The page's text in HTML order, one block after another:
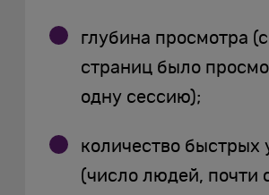
глубина просмотра
страниц было
одну сессию);
количество быстрых
(число людей, почти